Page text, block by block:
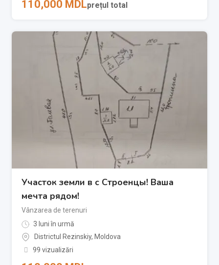
110,000 MDLprețul total
Участок земли в с Строенцы! Ваша
мечта рядом!
Vânzarea de terenuri
3 luni în urmă
Districtul Rezinskiy, Moldova
99 vizualizări